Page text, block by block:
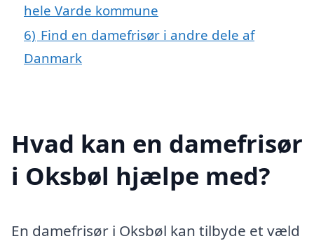
hele Varde kommune
6) Find en damefrisør i andre dele af
Danmark
Hvad kan en damefrisør
i Oksbøl hjælpe med?
En damefrisør i Oksbøl kan tilbyde et væld